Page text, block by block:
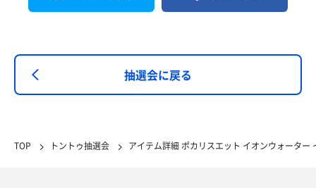
抽選会に戻る
TOP トントゥ抽選会 アイテム詳細 ポカリスエット イオンウォータ